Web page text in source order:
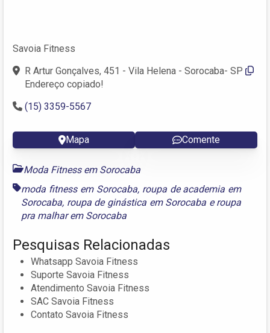
Savoia Fitness
R Artur Gonçalves, 451 - Vila Helena - Sorocaba- SP
Endereço copiado!
(15) 3359-5567
Mapa Comente
Moda Fitness em Sorocaba
moda fitness em Sorocaba, roupa de academia em
Sorocaba, roupa de ginástica em Sorocaba eroupa
pra malhar em Sorocaba
Pesquisas Relacionadas
Whatsapp Savoia Fitness
Suporte Savoia Fitness
Atendimento Savoia Fitness
SAC Savoia Fitness
Contato Savoia Fitness